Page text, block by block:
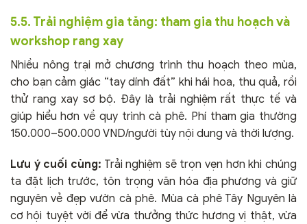
5.5. Trải nghiệm gia tăng: tham gia thu hoạch và
workshop rang xay
Nhiều nông trại mở chương trình thu hoạch theo mùa,
cho bạn cảm giác “tay dính đất” khi hái hoa, thu quả, rồi
thử rang xay sơ bộ. Đây là trải nghiệm rất thực tế và
giúp hiểu hơn về quy trình cà phê. Phí tham gia thường
150.000–500.000 VND/người tùy nội dung và thời lượng.
Lưu ý cuối cùng: Trải nghiệm sẽ trọn vẹn hơn khi chúng
ta đặt lịch trước, tôn trọng văn hóa địa phương và giữ
nguyên vẻ đẹp vườn cà phê. Mùa cà phê Tây Nguyên là
cơ hội tuyệt vời để vừa thưởng thức hương vị thật, vừa